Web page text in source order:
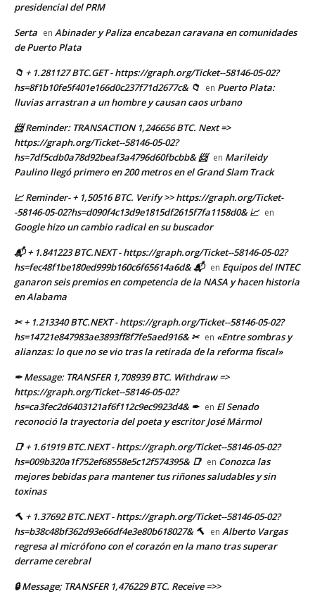
presidencial del PRM
Serta en Abinader y Paliza encabezan caravana en comunidades
de Puerto Plata
📁 + 1.281127 BTC.GET - https://graph.org/Ticket--58146-05-02?
hs=8f1b10fe5f401e166d0c237f71d2677c& 📁 en Puerto Plata:
lluvias arrastran a un hombre y causan caos urbano
📨 Reminder: TRANSACTION 1,246656 BTC. Next =>
https://graph.org/Ticket--58146-05-02?
hs=7df5cdb0a78d92beaf3a4796d60fbcbb& 📨 en Marileidy
Paulino llegó primero en 200 metros en el Grand Slam Track
📈 Reminder- + 1,50516 BTC. Verify >> https://graph.org/Ticket-
-58146-05-02?hs=d090f4c13d9e1815df2615f7fa1158d0& 📈 en
Google hizo un cambio radical en su buscador
📬 + 1.841223 BTC.NEXT - https://graph.org/Ticket--58146-05-02?
hs=fec48f1be180ed999b160c6f65614a6d& 📬 en Equipos del INTEC
ganaron seis premios en competencia de la NASA y hacen historia
en Alabama
✂ + 1.213340 BTC.NEXT - https://graph.org/Ticket--58146-05-02?
hs=14721e847983ae3893ff8f7fe5aed916& ✂ en «Entre sombras y
alianzas: lo que no se vio tras la retirada de la reforma fiscal»
✒ Message: TRANSFER 1,708939 BTC. Withdraw =>
https://graph.org/Ticket--58146-05-02?
hs=ca3fec2d6403121af6f112c9ec9923d4& ✒ en El Senado
reconoció la trayectoria del poeta y escritor José Mármol
📑 + 1.61919 BTC.NEXT - https://graph.org/Ticket--58146-05-02?
hs=009b320a1f752ef68558e5c12f574395& 📑 en Conozca las
mejores bebidas para mantener tus riñones saludables y sin
toxinas
🔨 + 1.37692 BTC.NEXT - https://graph.org/Ticket--58146-05-02?
hs=b38c48bf362d93e66df4e3e80b618027& 🔨 en Alberto Vargas
regresa al micrófono con el corazón en la mano tras superar
derrame cerebral
🔒 Message; TRANSFER 1,476229 BTC. Receive =>>